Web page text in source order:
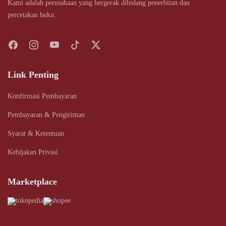
Kami adalah perusahaan yang bergerak dibidang penerbitan dan
percetakan buku.
Link Penting
Konfirmasi Pembayaran
Pembayaran & Pengiriman
Syarat & Ketentuan
Kebijakan Privasi
Marketplace